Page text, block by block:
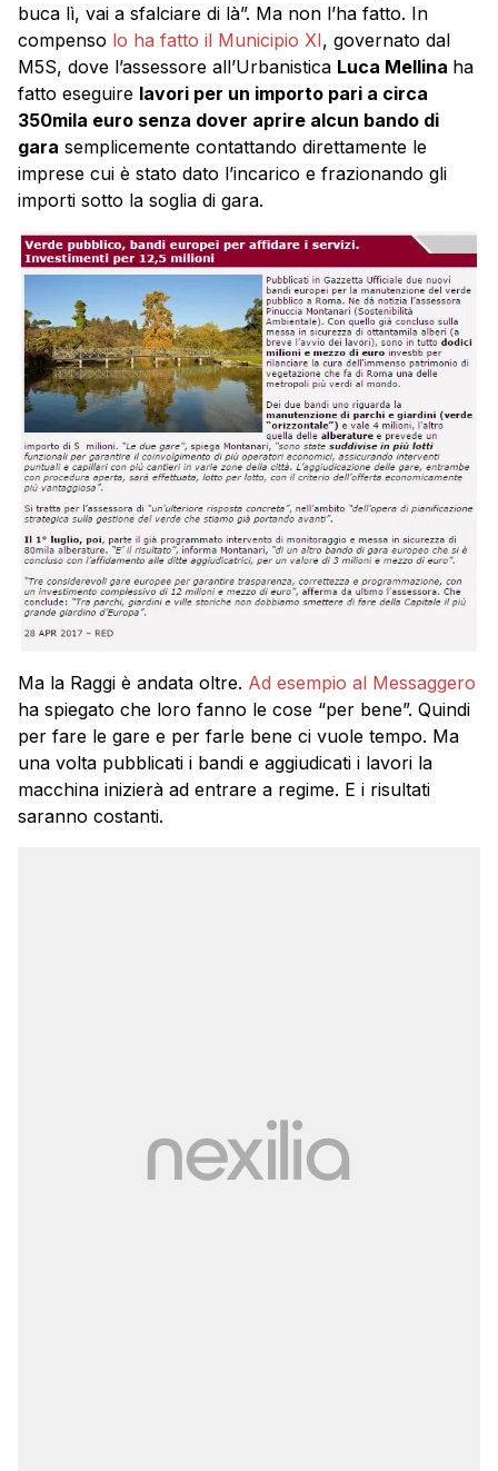
buca lì, vai a sfalciare di là”. Ma non l’ha fatto. In
compenso lo ha fatto il Municipio XI, governato dal
M5S, dove l’assessore all’Urbanistica Luca Mellina ha
fatto eseguire lavori per un importo pari a circa
350mila euro senza dover aprire alcun bando di
gara semplicemente contattando direttamente le
imprese cui è stato dato l’incarico e frazionando gli
importi sotto la soglia di gara.
Ma la Raggi è andata oltre. Ad esempio al Messaggero
ha spiegato che loro fanno le cose “per bene”. Quindi
per fare le gare e per farle bene ci vuole tempo. Ma
una volta pubblicati i bandi e aggiudicati i lavori la
macchina inizierà ad entrare a regime. E i risultati
saranno costanti.